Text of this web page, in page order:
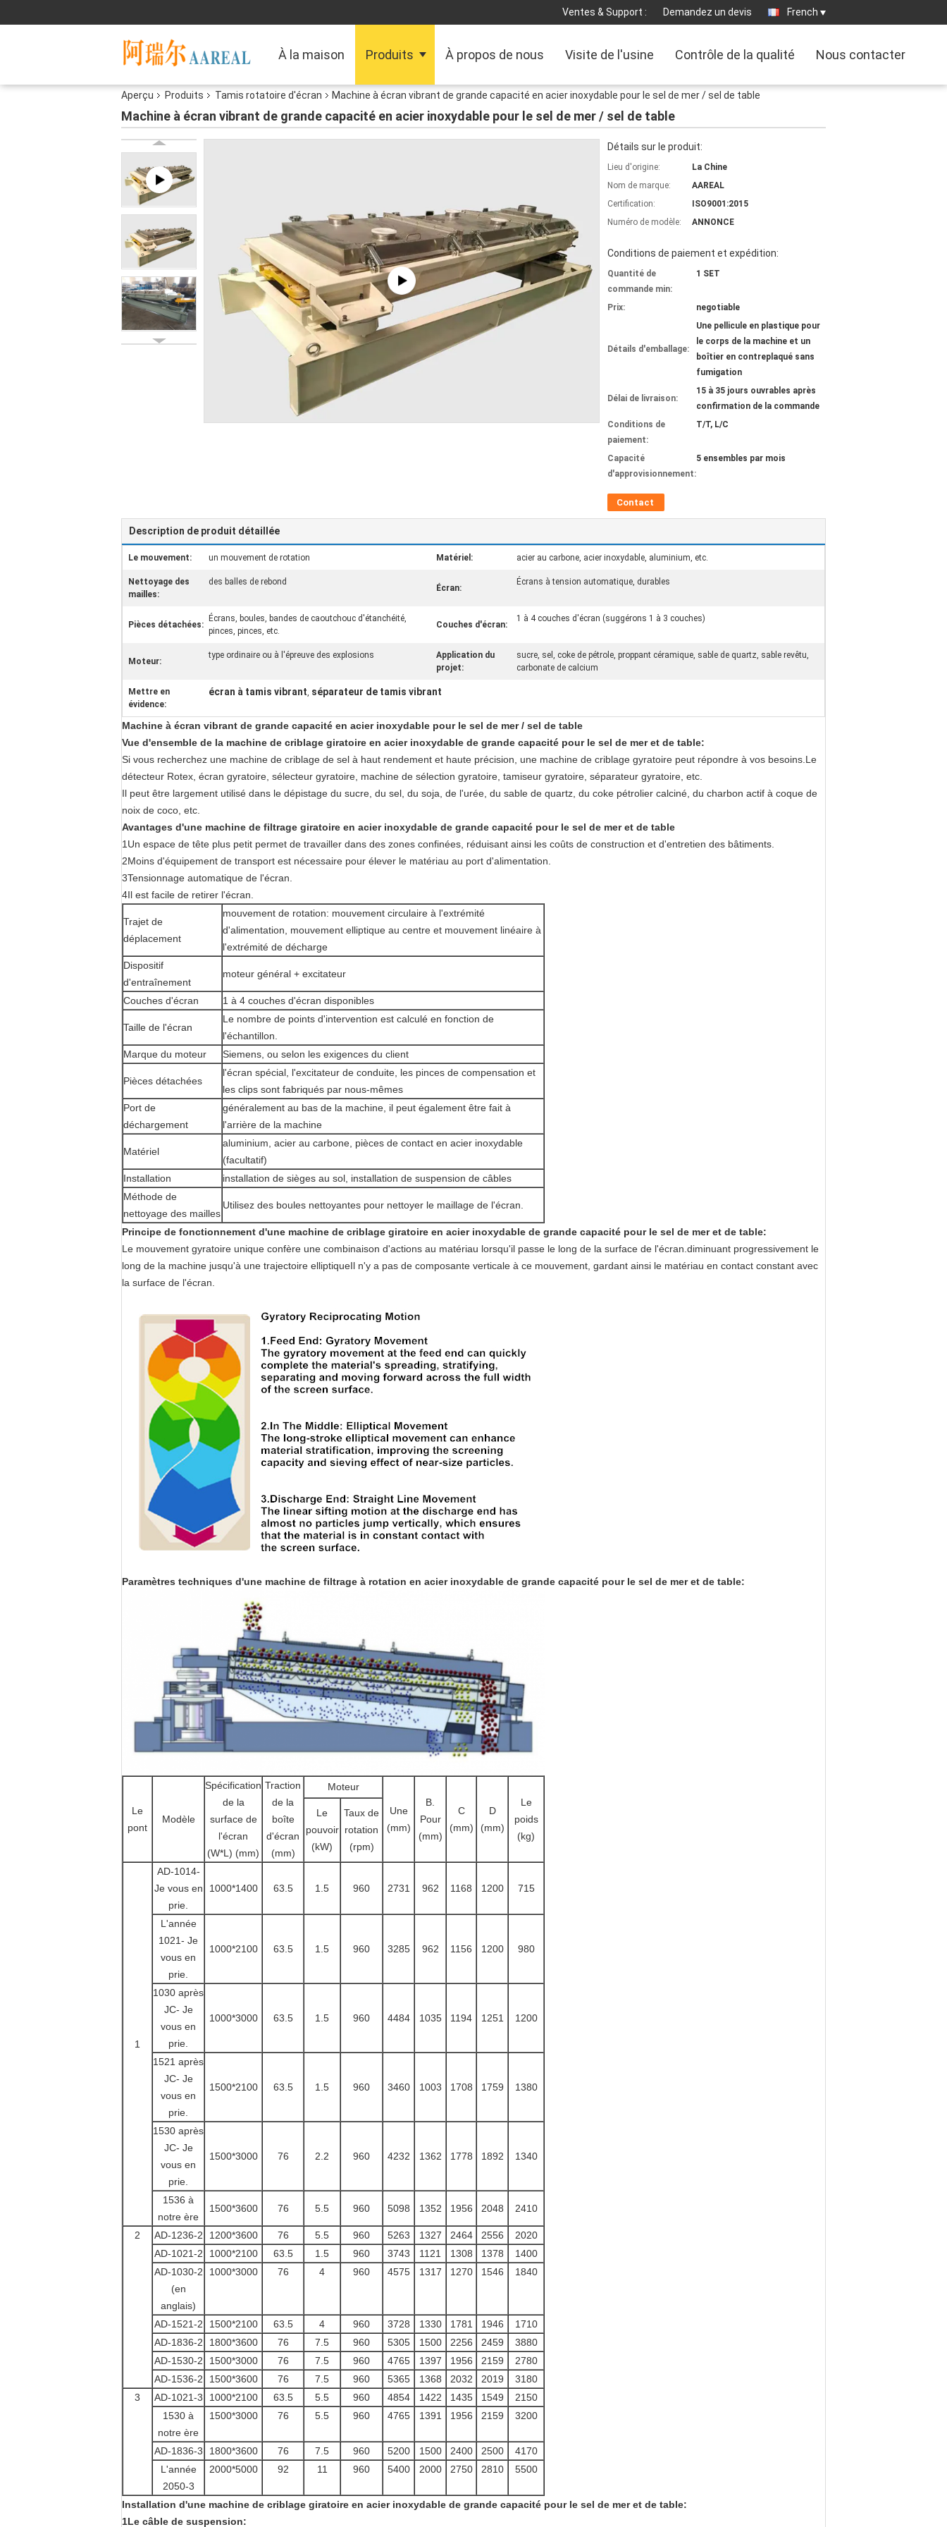
Ventes & Support : Demandez un devis French
À la maison Produits À propos de nous Visite de l'usine Contrôle de la qualité Nous contacter
Aperçu Produits Tamis rotatoire d'écran Machine à écran vibrant de grande capacité en acier inoxydable pour le sel de mer / sel de table
Machine à écran vibrant de grande capacité en acier inoxydable pour le sel de mer / sel de table
Détails sur le produit:
Lieu d'origine:
La Chine
Nom de marque:
AAREAL
Certification:
ISO9001:2015
Numéro de modèle:
ANNONCE
Conditions de paiement et expédition:
Quantité de
commande min:
1 SET
Prix: negotiable
Détails d'emballage:
Une pellicule en plastique pour
le corps de la machine et un
boîtier en contreplaqué sans
fumigation
Délai de livraison:
15 à 35 jours ouvrables après
confirmation de la commande
Conditions de
paiement:
T/T, L/C
Capacité
d'approvisionnement:
5 ensembles par mois
Contact
Description de produit détaillée
Le mouvement: un mouvement de rotation Matériel: acier au carbone, acier inoxydable, aluminium, etc.
Nettoyage des
mailles:
des balles de rebond
Écran:
Écrans à tension automatique, durables
Pièces détachées:
Écrans, boules, bandes de caoutchouc d'étanchéité,
pinces, pinces, etc.
Couches d'écran:
1 à 4 couches d'écran (suggérons 1 à 3 couches)
Moteur:
type ordinaire ou à l'épreuve des explosions
Application du
projet:
sucre, sel, coke de pétrole, proppant céramique, sable de quartz, sable revêtu,
carbonate de calcium
Mettre en
évidence:
écran à tamis vibrant, séparateur de tamis vibrant
Machine à écran vibrant de grande capacité en acier inoxydable pour le sel de mer / sel de table
Vue d'ensemble de la machine de criblage giratoire en acier inoxydable de grande capacité pour le sel de mer et de table:
Si vous recherchez une machine de criblage de sel à haut rendement et haute précision, une machine de criblage gyratoire peut répondre à vos besoins.Le
détecteur Rotex, écran gyratoire, sélecteur gyratoire, machine de sélection gyratoire, tamiseur gyratoire, séparateur gyratoire, etc.
Il peut être largement utilisé dans le dépistage du sucre, du sel, du soja, de l'urée, du sable de quartz, du coke pétrolier calciné, du charbon actif à coque de
noix de coco, etc.
Avantages d'une machine de filtrage giratoire en acier inoxydable de grande capacité pour le sel de mer et de table
1Un espace de tête plus petit permet de travailler dans des zones confinées, réduisant ainsi les coûts de construction et d'entretien des bâtiments.
2Moins d'équipement de transport est nécessaire pour élever le matériau au port d'alimentation.
3Tensionnage automatique de l'écran.
4Il est facile de retirer l'écran.
Trajet de
déplacement
mouvement de rotation: mouvement circulaire à l'extrémité
d'alimentation, mouvement elliptique au centre et mouvement linéaire à
l'extrémité de décharge
Dispositif
d'entraînement
moteur général + excitateur
Couches d'écran 1 à 4 couches d'écran disponibles
Taille de l'écran
Le nombre de points d'intervention est calculé en fonction de
l'échantillon.
Marque du moteur
Siemens, ou selon les exigences du client
Pièces détachées
l'écran spécial, l'excitateur de conduite, les pinces de compensation et
les clips sont fabriqués par nous-mêmes
Port de
déchargement
généralement au bas de la machine, il peut également être fait à
l'arrière de la machine
Matériel
aluminium, acier au carbone, pièces de contact en acier inoxydable
(facultatif)
Installation
installation de sièges au sol, installation de suspension de câbles
Méthode de
nettoyage des mailles
Utilisez des boules nettoyantes pour nettoyer le maillage de l'écran.
Principe de fonctionnement d'une machine de criblage giratoire en acier inoxydable de grande capacité pour le sel de mer et de table:
Le mouvement gyratoire unique confère une combinaison d'actions au matériau lorsqu'il passe le long de la surface de l'écran.diminuant progressivement le
long de la machine jusqu'à une trajectoire elliptiqueIl n'y a pas de composante verticale à ce mouvement, gardant ainsi le matériau en contact constant avec
la surface de l'écran.
Paramètres techniques d'une machine de filtrage à rotation en acier inoxydable de grande capacité pour le sel de mer et de table:
Le
pont
Modèle
Spécification
de la
surface de
l'écran
(W*L) (mm)
Traction
de la
boîte
d'écran
(mm)
Moteur
Une
(mm)
B.
Pour
(mm)
C
(mm)
D
(mm)
Le
poids
(kg)
Le
pouvoir
(kW)
Taux de
rotation
(rpm)
1
AD-1014-
Je vous en
prie.
1000*1400 63.5 1.5 960 2731 962 1168 1200 715
L'année
1021- Je
vous en
prie.
1000*2100 63.5 1.5 960 3285 962 1156 1200 980
1030 après
JC- Je
vous en
prie.
1000*3000 63.5 1.5 960 4484 1035 1194 1251 1200
1521 après
JC- Je
vous en
prie.
1500*2100 63.5 1.5 960 3460 1003 1708 1759 1380
1530 après
JC- Je
vous en
prie.
1500*3000 76 2.2 960 4232 1362 1778 1892 1340
1536 à
notre ère
1500*3600 76 5.5 960 5098 1352 1956 2048 2410
2 AD-1236-2 1200*3600 76 5.5 960 5263 1327 2464 2556
2020
AD-1021-2
1000*2100 63.5 1.5 960 3743 1121 1308 1378
1400
AD-1030-2
(en
anglais)
1000*3000 76 4 960 4575 1317 1270 1546 1840
AD-1521-2 1500*2100 63.5 4 960 3728 1330 1781 1946
1710
AD-1836-2
1800*3600 76 7.5 960 5305 1500 2256 2459
3880
AD-1530-2
1500*3000 76 7.5 960 4765 1397 1956 2159
2780
AD-1536-2
1500*3600 76 7.5 960 5365 1368 2032 2019
3180
3
AD-1021-3 1000*2100 63.5 5.5 960 4854 1422 1435 1549
2150
1530 à
notre ère
1500*3000 76 5.5 960 4765 1391 1956 2159 3200
AD-1836-3 1800*3600 76 7.5 960 5200 1500 2400 2500
4170
L'année
2050-3
2000*5000 92 11 960 5400 2000 2750 2810 5500
Installation d'une machine de criblage giratoire en acier inoxydable de grande capacité pour le sel de mer et de table:
1Le câble de suspension: